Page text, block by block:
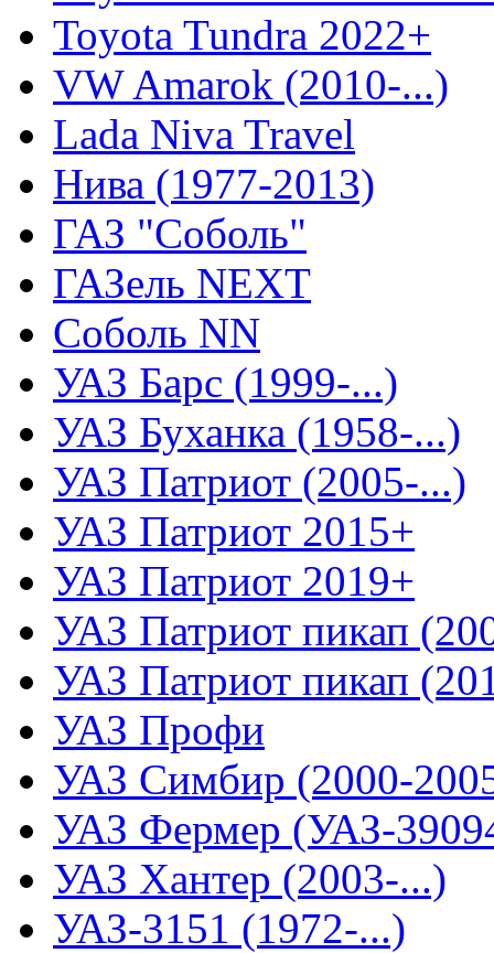
Toyota Tundra 2022+
VW Amarok (2010-...)
Lada Niva Travel
Нива (1977-2013)
ГАЗ "Соболь"
ГАЗель NEXT
Соболь NN
УАЗ Барс (1999-...)
УАЗ Буханка (1958-...)
УАЗ Патриот (2005-...)
УАЗ Патриот 2015+
УАЗ Патриот 2019+
УАЗ Патриот пикап
УАЗ Патриот пикап
УАЗ Профи
УАЗ Симбир (2000-
УАЗ Фермер (УАЗ-
УАЗ Хантер (2003-...)
УАЗ-3151 (1972-...)